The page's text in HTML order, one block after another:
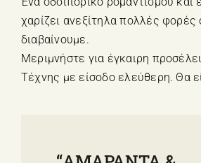
χαρίζει ανεξίτηλα πολλές
διαβαίνουμε.
Μεριμνήστε για έγκαιρη
Τέχνης με είσοδο ελεύθερη. Θα